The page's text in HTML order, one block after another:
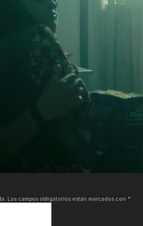
Los campos obligatorios están marcados con *